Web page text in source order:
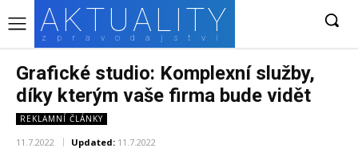
AKTUALITY
zpravodajství
Grafické studio: Komplexní služby,
díky kterým vaše firma bude vidět
REKLAMNÍ ČLÁNKY
11.7.2022 Updated: 11.7.2022